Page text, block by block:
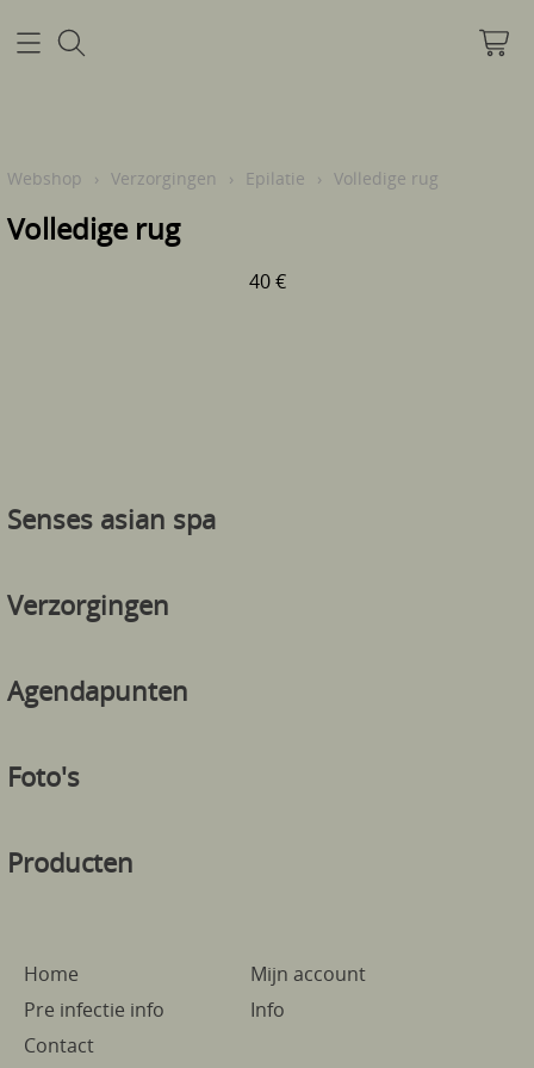
Home
Pre infectie info
Senses asian spa
Verzorgingen
Agendapunten
Foto's
Producten
Webshop › Verzorgingen › Epilatie › Volledige rug
Volledige rug
40 €
Home
Mijn account
Pre infectie info
Info
Contact